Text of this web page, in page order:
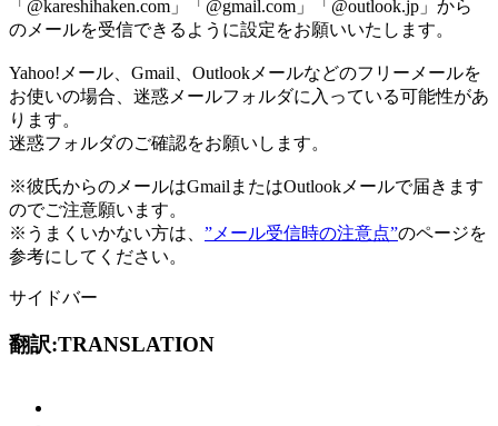
「@kareshihaken.com」「@gmail.com」「@outlook.jp」 から
のメールを受信できるように設定をお願いいたします。
Yahoo!メール、Gmail、Outlookメールなどのフリーメールを
お使いの場合、 迷惑メールフォルダに入っている可能性があ
ります。
迷惑フォルダのご確認をお願いします。
※彼氏からのメールはGmailまたはOutlookメールで届きます
のでご注意願います。
※うまくいかない方は、 ”メール受信時の注意点”のページを
参考にしてください。
サイドバー
翻訳:TRANSLATION